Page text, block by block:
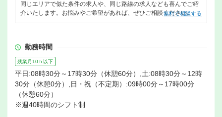
同じエリアで似た条件の求人や、同じ路線の求人なども喜んでご紹
介いたします。お悩みやご希望があれば、ぜひご相談ください。
無料で相談する
勤務時間
残業月10ｈ以下
平日:08時30分～17時30分（休憩60分）,土:08時30分～12時
30分（休憩0分）,日・祝（不定期）:09時00分～17時00分
（休憩60分）
※週40時間のシフト制